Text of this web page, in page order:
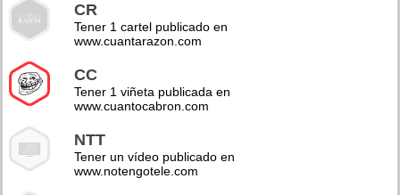
CR
Tener 1 cartel publicado en
www.cuantarazon.com
CC
Tener 1 viñeta publicada en
www.cuantocabron.com
NTT
Tener un vídeo publicado en
www.notengotele.com